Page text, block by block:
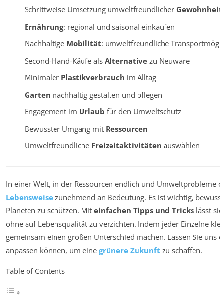
Schrittweise Umsetzung umweltfreundlicher
Ernährung: regional und saisonal einkaufen
Nachhaltige Mobilität: umweltfreundliche
Second-Hand-Käufe als Alternativezu Neuware
Minimaler Plastikverbrauch im Alltag
Garten nachhaltig gestalten und pflegen
Engagement im Urlaub für den Umweltschutz
Bewusster Umgang mit Ressourcen
Umweltfreundliche Freizeitaktivitäten auswählen
In einer Welt, in der Ressourcen endlich und
Lebensweise zunehmend an Bedeutung. Es ist wichtig,
Planeten zu schützen. Mit einfachen Tipps und Tricks lässt
ohne auf Lebensqualität zu verzichten. Indem jeder Einzelne
gemeinsam einen großen Unterschied machen. Lassen Sie
anpassen können, um eine grünere Zukunft zu schaffen.
Table of Contents